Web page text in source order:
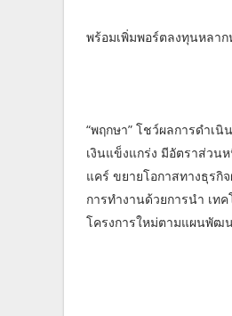
พร้อมเพิ่มพอร์ตลงทุนหลาก
“พฤกษา” โชว์ผลการดำเ
เงินแข็งแกร่ง มีอัตราส่วน
แคร์ ขยายโอกาสทางธุรกิ
การทำงานด้วยการนำ เท
โครงการใหม่ตามแผนพัฒ